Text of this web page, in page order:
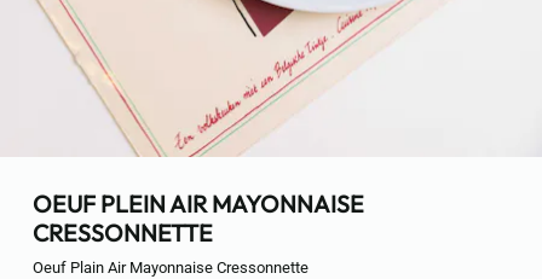
OEUF PLEIN AIR MAYONNAISE
CRESSONNETTE
Oeuf Plain Air Mayonnaise Cressonnette